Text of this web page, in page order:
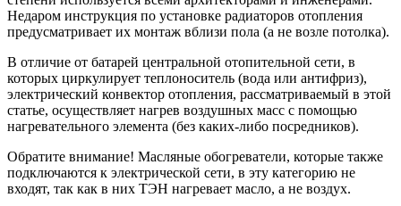
Недаром инструкция по установке радиаторов отопления
предусматривает их монтаж вблизи пола (а не возле потолка).
В отличие от батарей центральной отопительной сети, в
которых циркулирует теплоноситель (вода или антифриз),
электрический конвектор отопления, рассматриваемый в этой
статье, осуществляет нагрев воздушных масс с помощью
нагревательного элемента (без каких-либо посредников).
Обратите внимание! Масляные обогреватели, которые также
подключаются к электрической сети, в эту категорию не
входят, так как в них ТЭН нагревает масло, а не воздух.